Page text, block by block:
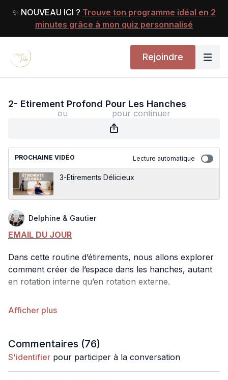
✨ NOUVEAU ICI ? Trouve ton programme idéal en 2
minutes grâce à mon quiz personnalisé
Rejoindre
ou pour continuer
2- Etirement Profond Pour Les Hanches
PROCHAINE VIDÉO Lecture automatique
3-Etirements Délicieux
Delphine & Gautier
EMAIL DU JOUR
Dans cette routine d’étirements, nous allons explorer
comment créer de l’espace dans les hanches, autant
en rotation interne qu’en rotation externe.
ton corps et étirer en profondeur tous les muscles
: 2 briques et une couverture
Commentaires (76)
S'identifier pour participer à la conversation